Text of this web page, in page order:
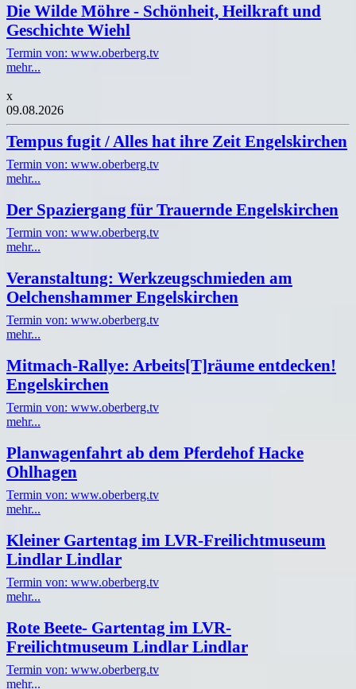
Die Wilde Möhre - Schönheit, Heilkraft und
Geschichte Wiehl
Termin von: www.oberberg.tv
mehr...
x
09.08.2026
Tempus fugit / Alles hat ihre Zeit Engelskirchen
Termin von: www.oberberg.tv
mehr...
Der Spaziergang für Trauernde Engelskirchen
Termin von: www.oberberg.tv
mehr...
Veranstaltung: Werkzeugschmieden am
Oelchenshammer Engelskirchen
Termin von: www.oberberg.tv
mehr...
Mitmach-Rallye: Arbeits[T]räume entdecken!
Engelskirchen
Termin von: www.oberberg.tv
mehr...
Planwagenfahrt ab dem Pferdehof Hacke
Ohlhagen
Termin von: www.oberberg.tv
mehr...
Kleiner Gartentag im LVR-Freilichtmuseum
Lindlar Lindlar
Termin von: www.oberberg.tv
mehr...
Rote Beete- Gartentag im LVR-
Freilichtmuseum Lindlar Lindlar
Termin von: www.oberberg.tv
mehr...